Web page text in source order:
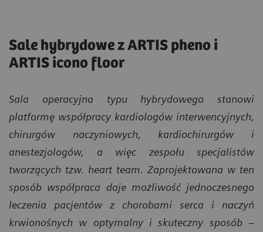
Sale hybrydowe z ARTIS pheno i
ARTIS icono floor
Sala operacyjna typu hybrydowego stanowi
platformę współpracy kardiologów interwencyjnych,
chirurgów naczyniowych, kardiochirurgów i
anestezjologów, a więc zespołu specjalistów
tworzących tzw. heart team. Zaprojektowana w ten
sposób współpraca daje możliwość jednoczesnego
leczenia pacjentów z chorobami serca i naczyń
krwionośnych w optymalny i skuteczny sposób –